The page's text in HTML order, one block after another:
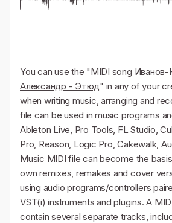
You can use the "MIDI song
Александр - Этюд" in any of your
when writing music, arranging and
file can be used in music programs
Ableton Live, Pro Tools, FL Studio,
Pro, Reason, Logic Pro, Cakewalk,
Music MIDI file can become the
own remixes, remakes and cover
using audio programs/controllers
VST(i) instruments and plugins. A
contain several separate tracks,